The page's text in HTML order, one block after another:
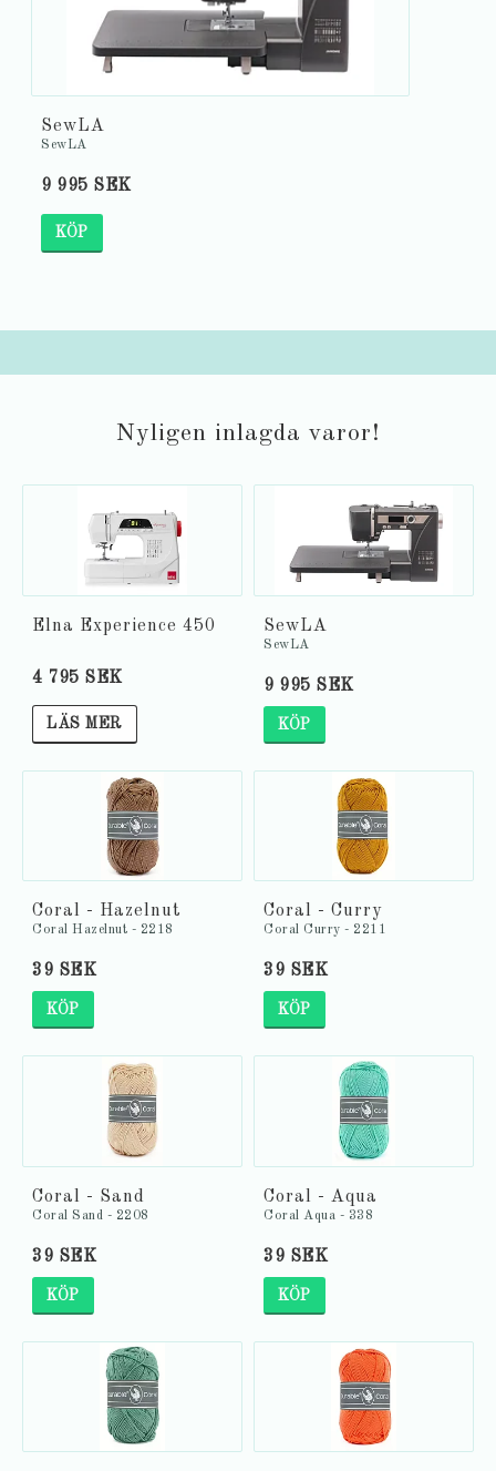
SewLA
SewLA
9 995 SEK
KÖP
Nyligen inlagda varor!
Elna Experience 450
4 795 SEK
LÄS MER
SewLA
SewLA
9 995 SEK
KÖP
Coral - Hazelnut
Coral Hazelnut - 2218
39 SEK
KÖP
Coral - Curry
Coral Curry - 2211
39 SEK
KÖP
Coral - Sand
Coral Sand - 2208
39 SEK
KÖP
Coral - Aqua
Coral Aqua - 338
39 SEK
KÖP